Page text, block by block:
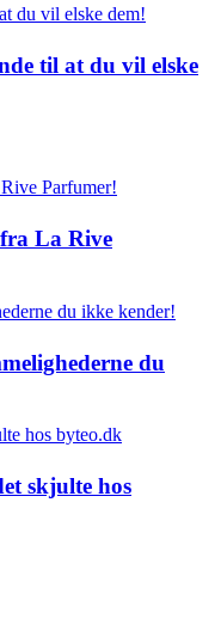
til at du vil elske
La Rive
du
skjulte hos